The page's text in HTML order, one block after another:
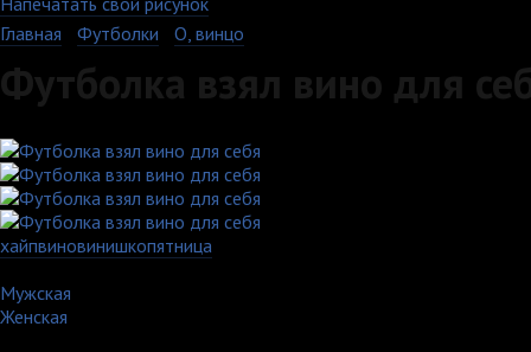
Главная
Футболки О, винцо
Футболка взял вино для
хайпвиновинишкопятница
Мужская
Женская